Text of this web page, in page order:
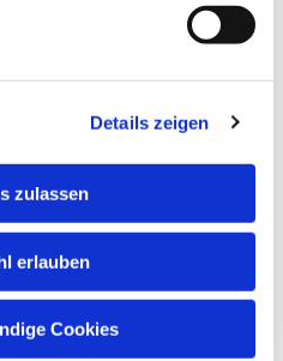
Details zeigen
zulassen
erlauben
Cookies
bildet ein Auszug aus dem
der Schöpfung: